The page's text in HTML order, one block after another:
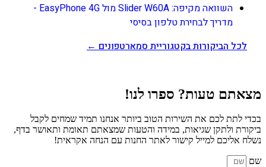
השוואה מקיפה: Slider W60A מול EasyPhone 4G -
מדריך לבחירת טלפון בסיסי
לכל הביקורות בקטגוריית סמארטפונים ←
מצאתם טעות? ספרו לנו!
בכדי לתת לכם את השירות הטוב ביותר אנחנו תמיד שמחים לקבל
ביקורת ולתקן שגיאות, במידה והטעות שמצאתם תאומת ותאושר בדף,
נשלח אליכם למייל קישור לאתר החנות עם הנחה אקראית!
שם